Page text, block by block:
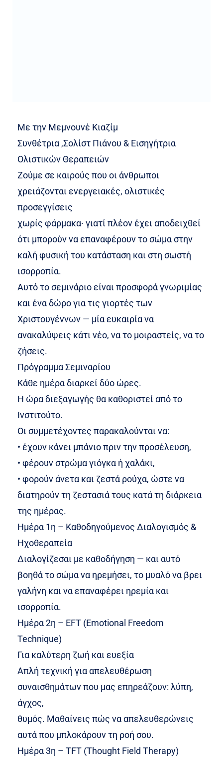
Με την Μεμνουνέ Κιαζίμ
Συνθέτρια ,Σολίστ Πιάνου & Εισηγήτρια
Ολιστικών Θεραπειών
Ζούμε σε καιρούς που οι άνθρωποι
χρειάζονται ενεργειακές, ολιστικές
προσεγγίσεις
χωρίς φάρμακα· γιατί πλέον έχει αποδειχθεί
ότι μπορούν να επαναφέρουν το σώμα στην
καλή φυσική του κατάσταση και στη σωστή
ισορροπία.
Αυτό το σεμινάριο είναι προσφορά γνωριμίας
και ένα δώρο για τις γιορτές των
Χριστουγέννων — μία ευκαιρία να
ανακαλύψεις κάτι νέο, να το μοιραστείς, να το
ζήσεις.
Πρόγραμμα Σεμιναρίου
Κάθε ημέρα διαρκεί δύο ώρες.
Η ώρα διεξαγωγής θα καθοριστεί από το
Ινστιτούτο.
Οι συμμετέχοντες παρακαλούνται να:
• έχουν κάνει μπάνιο πριν την προσέλευση,
• φέρουν στρώμα γιόγκα ή χαλάκι,
• φορούν άνετα και ζεστά ρούχα, ώστε να
διατηρούν τη ζεστασιά τους κατά τη διάρκεια
της ημέρας.
Ημέρα 1η – Καθοδηγούμενος Διαλογισμός &
Ηχοθεραπεία
Διαλογίζεσαι με καθοδήγηση — και αυτό
βοηθά το σώμα να ηρεμήσει, το μυαλό να βρει
γαλήνη και να επαναφέρει ηρεμία και
ισορροπία.
Ημέρα 2η – EFT (Emotional Freedom
Technique)
Για καλύτερη ζωή και ευεξία
Απλή τεχνική για απελευθέρωση
συναισθημάτων που μας επηρεάζουν: λύπη,
άγχος,
θυμός. Μαθαίνεις πώς να απελευθερώνεις
αυτά που μπλοκάρουν τη ροή σου.
Ημέρα 3η – TFT (Thought Field Therapy)